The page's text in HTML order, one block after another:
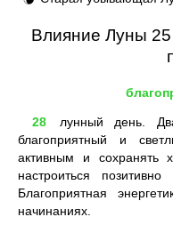
Влияние Луны 25
28
лунный день.
благоприятный и
активным и сохранять
настроиться
Благоприятная
начинаниях.